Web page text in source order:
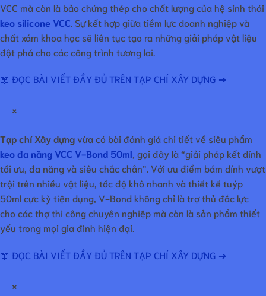
VCC mà còn là bảo chứng thép cho chất lượng của hệ sinh thái
keo silicone VCC . Sự kết hợp giữa tiềm lực doanh nghiệp và
chất xám khoa học sẽ liên tục tạo ra những giải pháp vật liệu
đột phá cho các công trình tương lai.
📖 ĐỌC BÀI VIẾT ĐẦY ĐỦ TRÊN TẠP CHÍ XÂY DỰNG ➔
×
Tạp chí Xây dựngvừa có bài đánh giá chi tiết về siêu phẩm
keo đa năng VCC V-Bond 50ml , gọi đây là “giải pháp kết dính
tối ưu, đa năng và siêu chắc chắn”. Với ưu điểm bám dính vượt
trội trên nhiều vật liệu, tốc độ khô nhanh và thiết kế tuýp
50ml cực kỳ tiện dụng, V-Bond không chỉ là trợ thủ đắc lực
cho các thợ thi công chuyên nghiệp mà còn là sản phẩm thiết
yếu trong mọi gia đình hiện đại.
📖 ĐỌC BÀI VIẾT ĐẦY ĐỦ TRÊN TẠP CHÍ XÂY DỰNG ➔
×